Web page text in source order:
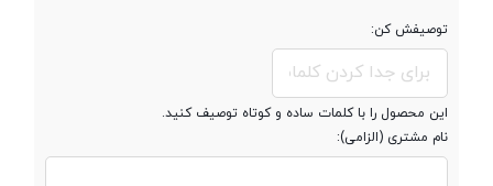
زمان مورد نیاز برای
شارژ محفظه
حدود 2 ساعت
توصیفش کن:
این محصول را با کلمات ساده و کوتاه توصیف کنید.
نام مشتری (الزامی):